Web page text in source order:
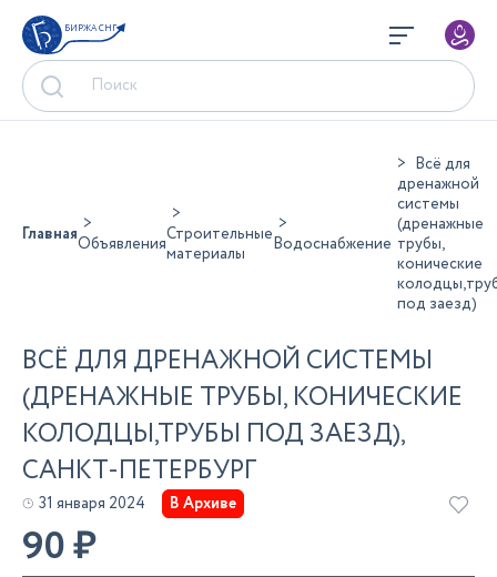
БИРЖА СНГ
ГлавнаяОбъявленияСтроительные
материалы
Водоснабжение
Всё для
дренажной
системы
(дренажные
трубы,
конические
под заезд)
ВСЁ ДЛЯ ДРЕНАЖНОЙ СИСТЕМЫ
(ДРЕНАЖНЫЕ ТРУБЫ, КОНИЧЕСКИЕ
КОЛОДЦЫ,ТРУБЫ ПОД ЗАЕЗД),
САНКТ-ПЕТЕРБУРГ
31 января 2024 В Архиве
90₽